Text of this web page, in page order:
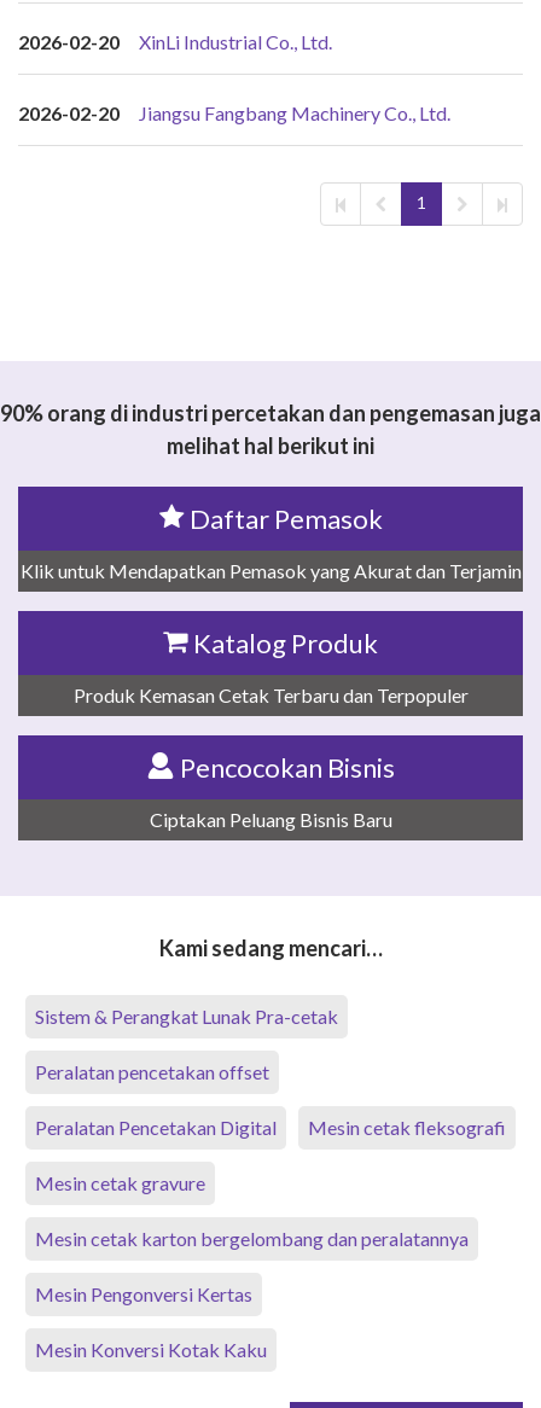
2026-02-20 XinLi Industrial Co., Ltd.
2026-02-20 Jiangsu Fangbang Machinery Co., Ltd.
1
90% orang di industri percetakan dan pengemasan juga
melihat hal berikut ini
Daftar Pemasok
Klik untuk Mendapatkan Pemasok yang Akurat dan Terjamin
Katalog Produk
Produk Kemasan Cetak Terbaru dan Terpopuler
Pencocokan Bisnis
Ciptakan Peluang Bisnis Baru
Kami sedang mencari…
Sistem & Perangkat Lunak Pra-cetak
Peralatan pencetakan offset
Peralatan Pencetakan Digital Mesin cetak fleksografi
Mesin cetak gravure
Mesin cetak karton bergelombang dan peralatannya
Mesin Pengonversi Kertas
Mesin Konversi Kotak Kaku